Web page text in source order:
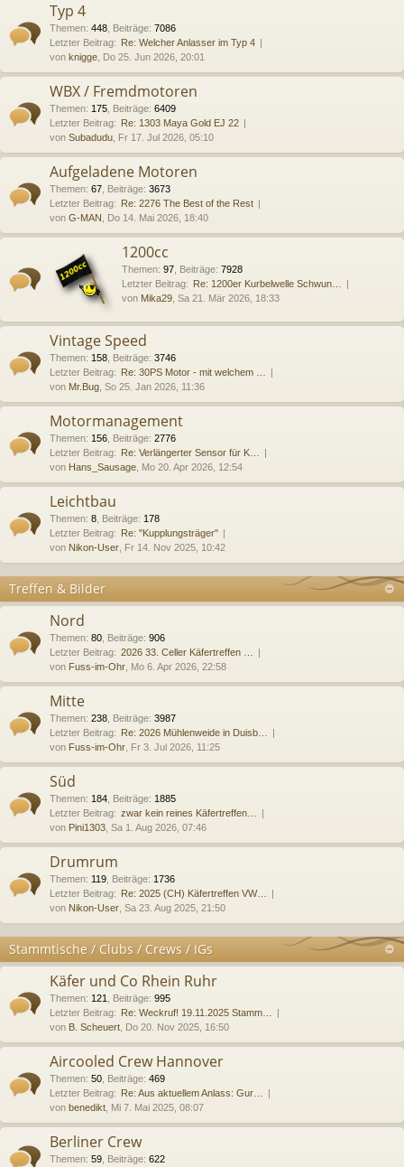
Typ 4
Themen: 448 Beiträge: 7086
Letzter Beitrag: Re: Welcher Anlasser im Typ 4
von knigge , Do 25. Jun 2026, 20:01
WBX / Fremdmotoren
Themen: 175 Beiträge: 6409
Letzter Beitrag: Re: 1303 Maya Gold EJ 22
von Subadudu , Fr 17. Jul 2026, 05:10
Aufgeladene Motoren
Themen: 67 Beiträge: 3673
Letzter Beitrag: Re: 2276 The Best of the Rest
von G-MAN , Do 14. Mai 2026, 18:40
1200cc
Themen: 97 Beiträge: 7928
Letzter Beitrag: Re: 1200er Kurbelwelle Schwun…
von Mika29 , Sa 21. Mär 2026, 18:33
Vintage Speed
Themen: 158 Beiträge: 3746
Letzter Beitrag: Re: 30PS Motor - mit welchem …
von Mr.Bug , So 25. Jan 2026, 11:36
Motormanagement
Themen: 156 Beiträge: 2776
Letzter Beitrag: Re: Verlängerter Sensor für K…
von Hans_Sausage , Mo 20. Apr 2026, 12:54
Leichtbau
Themen: 8 Beiträge: 178
Letzter Beitrag: Re: "Kupplungsträger"
von Nikon-User , Fr 14. Nov 2025, 10:42
Treffen & Bilder
Nord
Themen: 80 Beiträge: 906
Letzter Beitrag: 2026 33. Celler Käfertreffen …
von Fuss-im-Ohr , Mo 6. Apr 2026, 22:58
Mitte
Themen: 238 Beiträge: 3987
Letzter Beitrag: Re: 2026 Mühlenweide in Duisb…
von Fuss-im-Ohr , Fr 3. Jul 2026, 11:25
Süd
Themen: 184 Beiträge: 1885
Letzter Beitrag: zwar kein reines Käfertreffen…
von Pini1303 , Sa 1. Aug 2026, 07:46
Drumrum
Themen: 119 Beiträge: 1736
Letzter Beitrag: Re: 2025 (CH) Käfertreffen VW…
von Nikon-User , Sa 23. Aug 2025, 21:50
Stammtische / Clubs / Crews / IGs
Käfer und Co Rhein Ruhr
Themen: 121 Beiträge: 995
Letzter Beitrag: Re: Weckruf! 19.11.2025 Stamm…
von B. Scheuert , Do 20. Nov 2025, 16:50
Aircooled Crew Hannover
Themen: 50 Beiträge: 469
Letzter Beitrag: Re: Aus aktuellem Anlass: Gur…
von benedikt , Mi 7. Mai 2025, 08:07
Berliner Crew
Themen: 59 Beiträge: 622